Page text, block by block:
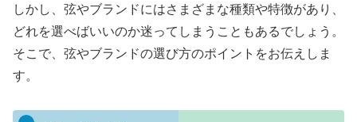
しかし、弦やブランドにはさまざまな種類や特徴があり、
どれを選べばいいのか迷ってしまうこともあるでしょう。
そこで、弦やブランドの選び方のポイントをお伝えしま
す。